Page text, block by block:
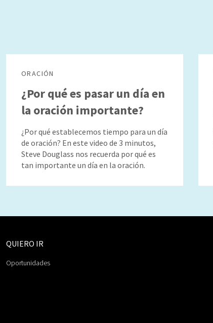
ORACIÓN
¿Por qué es pasar un día en
la oración importante?
¿Por qué establecemos tiempo para un día
de oración? En este video de 3 minutos,
Steve Douglass nos recuerda por qué es
tan importante un día en la oración.
QUIERO IR
Oportunidades